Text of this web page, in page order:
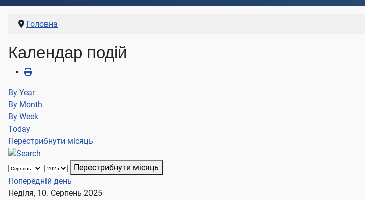
Головна
Календар подій
By Year
By Month
By Week
Today
Перестрибнути місяць
Перестрибнути місяць
Попередній день
Неділя, 10. Серпень 2025